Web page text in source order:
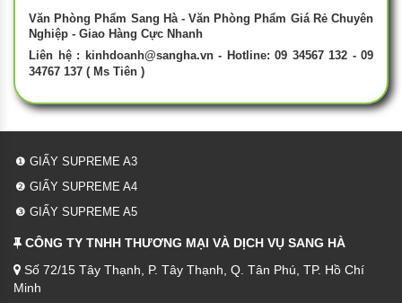
Văn Phòng Phẩm Sang Hà - Văn Phòng Phẩm Giá Rẻ Chuyên
Nghiệp - Giao Hàng Cực Nhanh
Liên hệ : kinhdoanh@sangha.vn- Hotline: 09 34567 132 - 09
34767 137 ( Ms Tiên )
❶ GIẤY SUPREME A3
❷ GIẤY SUPREME A4
❸ GIẤY SUPREME A5
CÔNG TY TNHH THƯƠNG MẠI VÀ DỊCH VỤ SANG HÀ
Số 72/15 Tây Thạnh, P. Tây Thạnh, Q. Tân Phú, TP. Hồ Chí
Minh